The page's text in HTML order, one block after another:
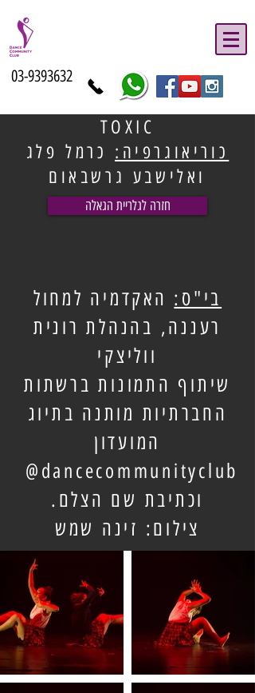
03-9393632
TOXIC
כוריאוגרפיה: כרמל פלג
ואלישבע גרשבאום
חזרה לגלריית הגאלה
בי"ס: האקדמיה למחול
רעננה, בהנהלת רונית
ווליצקי
שיתוף התמונות ברשתות
החברתיות מותנה בתיוג
המועדון
dancecommunityclub@
וכתיבת שם הצלם.
צילום: זינה שמש